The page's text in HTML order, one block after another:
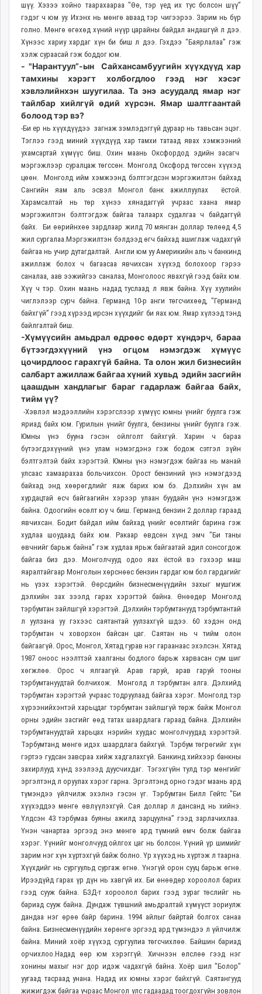
шүү. Хэзээ хойно таарахаараа "Өө, тэр үед их тус болсон шүү”
гэдэг ч юм уу. Ихэнх нь мөнгө аваад тэр чигээрээ. Зарим нь бүр
голно. Мөнгө өгөхөд хүний нүүр царайны байдал андашгүй л дээ.
Хүнээс хариу хардаг хүн би биш л дээ. Гэхдээ "Баярлалаа” гэж
хэлж сураасай гэж боддог юм.
- "Нарантуул”-ын Сайхансамбуугийн хүүхдүүд хар
тамхины хэрэгт холбогдлоо гээд нэг хэсэг
хэвлэлийнхэн шуугилаа. Та энэ асуудалд ямар нэг
тайлбар хийлгүй өдий хүрсэн. Ямар шалтгаантай
болоод тэр вэ?
-Би ер нь хүүхдүүдээ загнаж зэмлэдэггүй дураар нь тавьсан эцэг.
Тэглээ гээд миний хүүхдүүд хар тамхи татаад явах хэмжээний
ухамсартай хүмүүс биш. Охин маань Оксфордод эдийн засагч
мэргэжлээр суралцаж төгссөн. Монголд Оксфорд төгссөн хүүхэд
цөөн. Монголд ийм хэмжээнд бэлтгэгдсэн мэргэжилтэн байхад
Сангийн яам аль эсвэл Монгол банк ажиллуулах ёстой.
Харамсалтай нь төр хүнээ хянадаггүй учраас хаана ямар
мэргэжилтэн бэлтгэгдэж байгаа талаарх судалгаа ч байдаггүй
байх. Би өөрийнхөө зардлаар жилд 70 мянган доллар төлөөд 4,5
жил сургалаа.Мэргэжилтэн бэлдээд өгч байхад ашиглаж чадахгүй
байгаа нь учир дутагдалтай. Англи юм уу Америкийн аль ч банкинд
ажиллаж болох ч багаасаа явчихсан хүүхэд болохоор гэрээ
саналаа, аав ээжийгээ саналаа, Монголоос явахгүй гээд байх юм.
Хүү ч тэр. Охин маань надад туслаад л явж байна. Хүү хуулийн
чиглэлээр сурч байна. Германд 10-р анги төгсчихөөд, "Германд
байхгүй” гээд хүрээд ирсэн хүүхдийг би яах юм. Ямар хүлээд тэнд
байлгалтай биш.
-Хүмүүсийн амьдрал өдрөөс өдөрт хүндэрч, бараа
бүтээгдэхүүний үнэ огцом нэмэгдэж хүмүүс
цочирдлоос гарахгүй байна. Та олон жил бизнесийн
салбарт ажиллаж байгаа хүний хувьд эдийн засгийн
цаашдын хандлагыг бараг гадарлаж байгаа байх,
тийм үү?
-Хэвлэл мэдээллийн хэрэгслээр хүмүүс юмны үнийг буулга гэж
яриад байх юм. Гурилын үнийг буулга, бензины үнийг буулга гэж.
Юмны үнэ бууна гэсэн ойлголт байхгүй. Харин ч бараа
бүтээгдэхүүний үнэ улам нэмэгдэнэ гэж бодож сэтгэл зүйн
бэлтгэлтэй байх хэрэгтэй. Юмны үнэ нэмэгдэж байгаа нь манай
улсаас хамаарахаа больчихсон. Орост бензиний үнэ нэмэгдээд
байхад энд хөөрөгдлийг яаж барих юм бэ. Дэлхийн хүн ам
хурдацтай өсч байгаагийн хэрээр улаан буудайн үнэ нэмэгдэж
байна. Одоогийн өсөлт юу ч биш. Германд бензин 2 доллар гараад
явчихсан. Бодит байдал ийм байхад үнийг өсөлтийг барина гэж
худлаа шоудаад байх юм. Ракаар өвдсөн хүнд эмч "Би таны
өвчнийг барьж байна” гэж худлаа ярьж байгаатай адил сонсогдож
байгаа биз дээ. Монголчууд одоо яах ёстой вэ гэхээр маш
яаралтайгаар Монголын хөрснөөс бензин гардаг юм бол гардагийг
нь үзэх хэрэгтэй. Өөрсдийн бизнесменүүдийн захыг мушгиж
дэлхийн зах зээлд гарах хэрэгтэй байна. Өнөөдөр Монголд
тэрбумтан зайлшгүй хэрэгтэй. Дэлхийн тэрбумтанууд тэрбумтантай
л уулзана уу гэхээс саятантай уулзахгүй шдээ. 60 хэдэн онд
тэрбумтан ч ховорхон байсан цаг. Саятан нь ч тийм олон
байгаагүй. Орос, Монгол, Хятад гурав нэг гараанаас эхэлсэн. Хятад
1987 оноос нээлттэй хаалганы бодлого барьж харвасан сум шиг
хөгжлөө. Орос ч ялгаагүй. Арав гаруй, арав гаруй тооны
тэрбумтануудтай болчихож. Монголд л тэрбумтан алга. Дэлхийд
тэрбумтан хэрэгтэй учраас тодруулаад байгаа хэрэг. Монголд тэр
хүрээнийхэнтэй харьцдаг тэрбумтан зайлшгүй төрж байж Монгол
орны эдийн засгийг өөд татах шаардлага гараад байна. Дэлхийн
тэрбумтануудтай харьцах нэрийн хуудас монголчуудад хэрэгтэй.
Тэрбумтанд мөнгө идэх шаардлага байхгүй. Тэрбум төгрөгийг хүн
гэртээ гудсан завсраа хийж хадгалахгүй. Банкинд хийхээр банкны
захирлууд хүнд зээлээд дуусчихдаг. Тэгэхгүйн тулд тэр мөнгийг
эргэлтэнд л оруулах хэрэг гарна. Эргэлтэнд орно гэдэг маань ард
түмэндээ үйлчилж эхэлнэ гэсэн үг. Тэрбумтан Билл Гейтс "Би
хүүхэддээ мөнгө өвлүүлэхгүй. Сая доллар л дансанд нь хийнэ.
Үлдсэн 43 тэрбумаа буяны ажилд зарцуулна” гээд зарлачихлаа.
Үнэн чанартаа эргээд энэ мөнгө ард түмний өмч болж байгаа
хэрэг. Үүнийг монголчууд ойлгох цаг нь болсон. Үүний үр шимийг
зарим нэг хүн хүртэхгүй байж болно. Үр хүүхэд нь хүртэж л таарна.
Хүүхдийг нь сургуульд сургаж өгнө. Үнэгүй орон сууц барьж өгнө.
Ирээдүйд гарах үр дүн нь хавгүй их. Би өнөөдөр хороолол барих
гээд сууж байна. БЗД-т хороолол барих гээд зураг төслийг нь
бариад сууж байна. Дундаж түвшний амьдралтай хүмүүст зориулж
дандаа нэг өрөө байр барина. 1994 айлыг байртай болгох санаа
байна. Бизнесменүүдийн хөрөнгө эргээд ард түмэндээ л үйлчилж
байна. Миний хоёр хүүхэд сургуулиа төгсчихлөө. Байшин бариад
орчихлоо.Надад өөр юм хэрэггүй. Хичнээн өлслөө гээд нэг
хонины махыг нэг дор идэж чадахгүй байна. Хоёр шил "Болор”
уугаад тасраад унана. Надад их юмны хэрэг байхгүй. Саятангууд
жижигдэж байгаа учраас Монгол улс гадаадад тоогдохгүйн зовлон